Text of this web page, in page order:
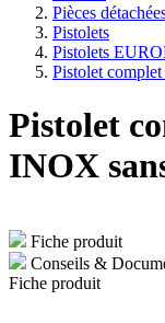
Pièces
Pistolets
Pistolets
Pistolet
Pistolet
INOX
Fiche produit
Conseils &
Fiche produit